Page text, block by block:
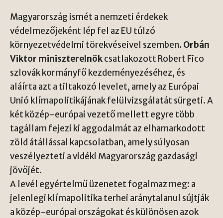
Magyarország ismét a nemzeti érdekek
védelmezőjeként lép fel az EU túlzó
környezetvédelmi törekvéseivel szemben. Orbán
Viktor miniszterelnökcsatlakozott Robert Fico
szlovák kormányfő kezdeményezéséhez, és
aláírta azt a tiltakozó levelet, amely az Európai
Unió klímapolitikájának felülvizsgálatát sürgeti. A
két közép-európai vezető mellett egyre több
tagállam fejezi ki aggodalmát az elhamarkodott
zöld átállással kapcsolatban, amely súlyosan
veszélyezteti a vidéki Magyarország gazdasági
jövőjét.
A levél egyértelmű üzenetet fogalmaz meg: a
jelenlegi klímapolitika terhei aránytalanul sújtják
a közép-európai országokat és különösen azok